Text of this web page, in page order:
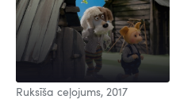
Ruksīša ceļojums, 2017